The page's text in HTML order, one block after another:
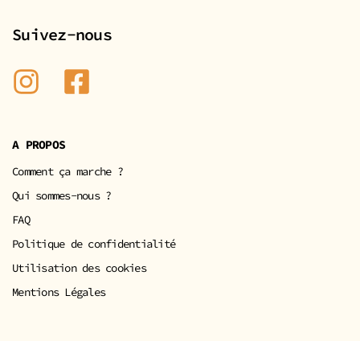
Suivez-nous
A PROPOS
Comment ça marche ?
Qui sommes-nous ?
FAQ
Politique de confidentialité
Utilisation des cookies
Mentions Légales